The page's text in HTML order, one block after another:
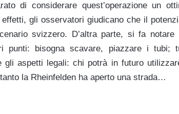
di considerare quest’operazione un
gli osservatori giudicano che il
svizzero. D’altra parte, si fa notare
punti: bisogna scavare, piazzare i tubi;
gli aspetti legali: chi potrà in futuro
la Rheinfelden ha aperto una strada…